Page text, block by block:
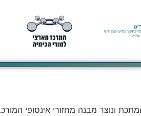
ונוצר מבנה מחזורי אינסופי